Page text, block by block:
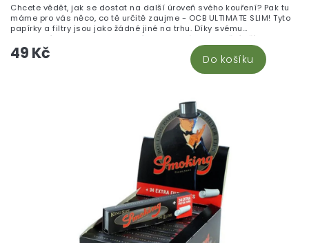
49 Kč Do košíku
Chcete vědět, jak se dostat na další úroveň svého kouření? Pak tu
máme pro vás něco, co tě určitě zaujme - OCB ULTIMATE SLIM! Tyto
papírky a filtry jsou jako žádné jiné na trhu. Díky svému
inovativnímu designu a kvalitnímu materiálu ti umožní užít si
dokonalý zážitek.